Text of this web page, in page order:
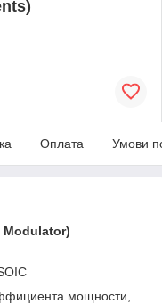
Оплата Умови
Modulator)
мощности,